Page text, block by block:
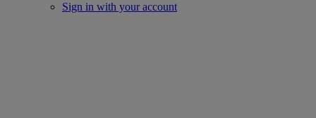
Sign in with your account